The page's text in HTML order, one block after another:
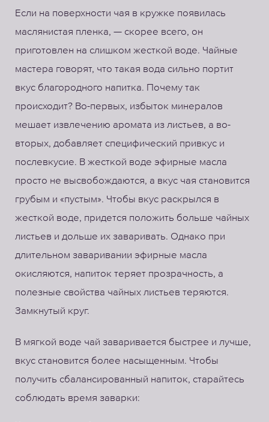
Если на поверхности чая в кружке появилась
маслянистая пленка, — скорее всего, он
приготовлен на слишком жесткой воде. Чайные
мастера говорят, что такая вода сильно портит
вкус благородного напитка. Почему так
происходит? Во-первых, избыток минералов
мешает извлечению аромата из листьев, а во-
вторых, добавляет специфический привкус и
послевкусие. В жесткой воде эфирные масла
просто не высвобождаются, а вкус чая становится
грубым и «пустым». Чтобы вкус раскрылся в
жесткой воде, придется положить больше чайных
листьев и дольше их заваривать. Однако при
длительном заваривании эфирные масла
окисляются, напиток теряет прозрачность, а
полезные свойства чайных листьев теряются.
Замкнутый круг.
В мягкой воде чай заваривается быстрее и лучше,
вкус становится более насыщенным. Чтобы
получить сбалансированный напиток, старайтесь
соблюдать время заварки: